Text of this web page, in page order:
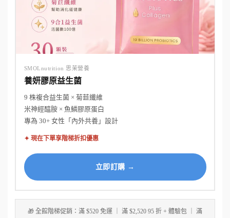
SMOLnutrition 思茉營養
養妍膠原益生菌
9 株複合益生菌 × 菊苣纖維
米神經醯胺 × 魚鱗膠原蛋白
專為 30+ 女性「內外共養」設計
✦ 現在下單享階梯折扣優惠
立即訂購 →
🎁 全館階梯促銷：滿 $520 免運 ｜ 滿 $2,520 95 折 + 體驗包 ｜ 滿